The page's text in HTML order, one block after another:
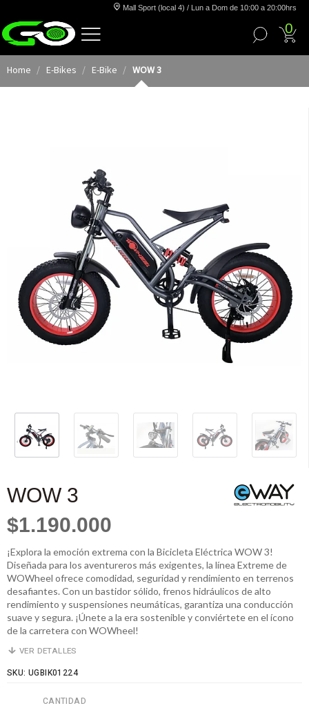
Mall Sport (local 4) / Lun a Dom de 10:00 a 20:00hrs
0
Home E-Bikes E-Bike WOW 3
WOW 3
$1.190.000
¡Explora la emoción extrema con la Bicicleta Eléctrica WOW 3!
Diseñada para los aventureros más exigentes, la línea Extreme de
WOWheel ofrece comodidad, seguridad y rendimiento en terrenos
desafiantes. Con un bastidor sólido, frenos hidráulicos de alto
rendimiento y suspensiones neumáticas, garantiza una conducción
suave y segura. ¡Únete a la era sostenible y conviértete en el ícono
de la carretera con WOWheel!
VER DETALLES
SKU: UGBIK01224
CANTIDAD